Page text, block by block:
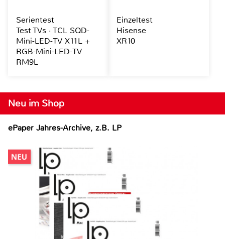
Neu im Shop
ePaper Jahres-Archive, z.B. LP
Serientest
Test TVs · TCL SQD-
Mini-LED-TV X11L +
RGB-Mini-LED-TV
RM9L
Einzeltest
Hisense
XR10